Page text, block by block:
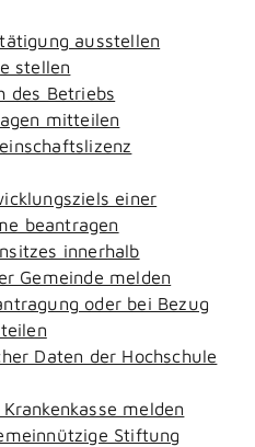
ausstellen
stellen
des Betriebs
mitteilen
einer
beantragen
innerhalb
Gemeinde melden
oder bei Bezug
Daten der Hochschule
melden
Stiftung